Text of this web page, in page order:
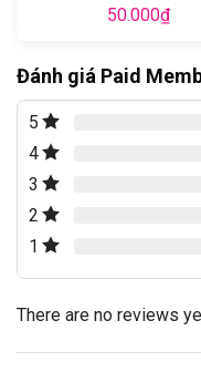
50.000₫
Đánh giá Paid
5
4
3
2
1
There are no reviews